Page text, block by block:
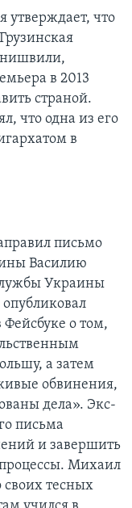
утверждает, что
в 2013
страной.
что одна из его
в
письмо
Василию
Украины
о том,
а затем
обвинения,
дела». Экс-
письма
и завершить
Михаил
тесных